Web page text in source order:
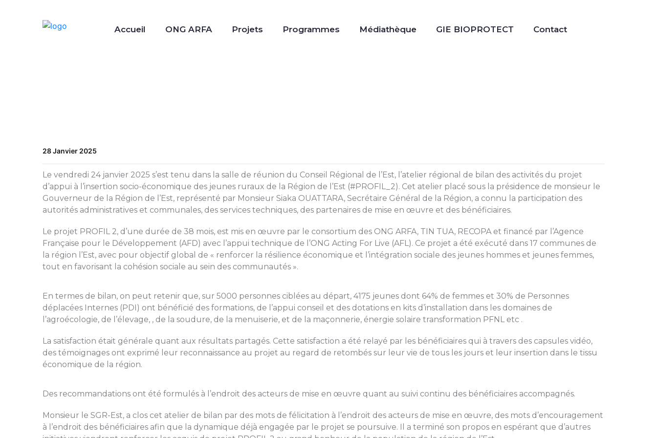
Accueil ONG ARFA Projets Programmes Médiathèque GIE BIOPROTECT Contact
28 Janvier 2025
Le vendredi 24 janvier 2025 s’est tenu dans la salle de réunion du Conseil Régional de l’Est, l’atelier régional de bilan des activités du projet
d’appui à l’insertion socio-économique des jeunes ruraux de la Région de l’Est (#PROFIL_2). Cet atelier placé sous la présidence de monsieur le
Gouverneur de la Région de l’Est, représenté par Monsieur Siaka OUATTARA, Secrétaire Général de la Région, a connu la participation des
autorités administratives et communales, des services techniques, des partenaires de mise en œuvre et des bénéficiaires.
Le projet PROFIL 2, d’une durée de 38 mois, est mis en œuvre par le consortium des ONG ARFA, TIN TUA, RECOPA et financé par l’Agence
Française pour le Développement (AFD) avec l’appui technique de l’ONG Acting For Live (AFL). Ce projet a été exécuté dans 17 communes de
la région l’Est, avec pour objectif global de « renforcer la résilience économique et l’intégration sociale des jeunes hommes et jeunes femmes,
tout en favorisant la cohésion sociale au sein des communautés ».
En termes de bilan, on peut retenir que, sur 5000 personnes ciblées au départ, 4175 jeunes dont 64% de femmes et 30% de Personnes
déplacées Internes (PDI) ont bénéficié des formations, de l’appui conseil et des dotations en kits d’installation dans les domaines de
l’agroécologie, de l’élevage, , de la soudure, de la menuiserie, et de la maçonnerie, énergie solaire transformation PFNL etc .
La satisfaction était générale quant aux résultats partagés. Cette satisfaction a été relayé par les bénéficiaires qui à travers des capsules vidéo,
des témoignages ont exprimé leur reconnaissance au projet au regard de retombés sur leur vie de tous les jours et leur insertion dans le tissu
économique de la région.
Des recommandations ont été formulés à l’endroit des acteurs de mise en œuvre quant au suivi continu des bénéficiaires accompagnés.
Monsieur le SGR-Est, a clos cet atelier de bilan par des mots de félicitation à l’endroit des acteurs de mise en œuvre, des mots d’encouragement
à l’endroit des bénéficiaires afin que la dynamique déjà engagée par le projet se poursuive. Il a terminé son propos en espérant que d’autres